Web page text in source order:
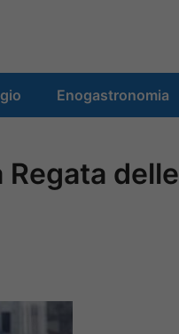
Enogastronomia
Regata delle